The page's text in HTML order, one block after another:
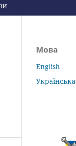
Мова
English
Українська